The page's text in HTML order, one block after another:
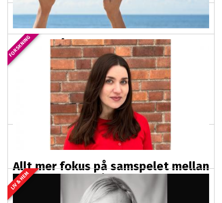
10 tips på böcker med npf-fokus
inför semestern
2026-06-24 03:00 PREMIUM
Sommar, semester och … stundtals kaos. Men med lite
tur också tid för läsning. Vill du ha handfasta tips för att
hantera vardagens utmaningar, få...
FORSKNING
Allt mer fokus på samspelet mellan
funktion och miljö vid autism och
adhd
LIV & HEM